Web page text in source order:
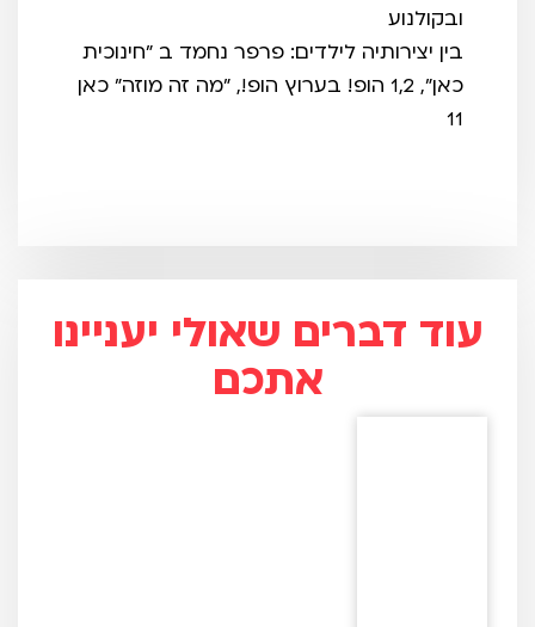
ובקולנוע
בין יצירותיה לילדים: פרפר נחמד ב "חינוכית
כאן", 1,2 הופ! בערוץ הופ!, "מה זה מוזה" כאן
11
עוד דברים שאולי יעניינו
אתכם